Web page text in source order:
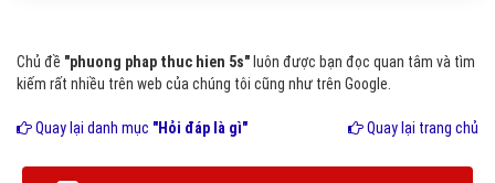
Chủ đề "phuong phap thuc hien 5s" luôn được bạn đọc quan tâm và tìm
kiếm rất nhiều trên web của chúng tôi cũng như trên Google.
Quay lại danh mục "Hỏi đáp là gì" Quay lại trang chủ